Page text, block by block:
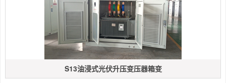
S13油浸式光伏升压变压器箱变